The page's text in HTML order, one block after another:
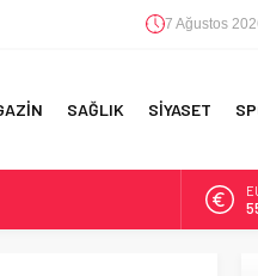
7 Ağustos
SAĞLIK SİYASET